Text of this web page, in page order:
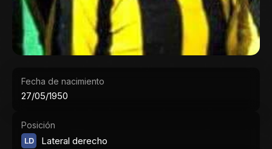
Fecha de nacimiento
27/05/1950
Posición
LD Lateral derecho